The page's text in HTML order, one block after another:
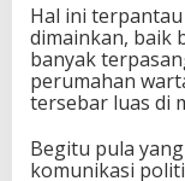
Hal ini
dimainkan, baik
banyak
perumahan
tersebar luas di
Begitu pula
komunikasi